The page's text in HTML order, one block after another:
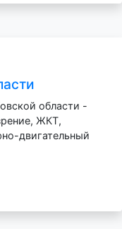
области -
ЖКТ,
двигательный